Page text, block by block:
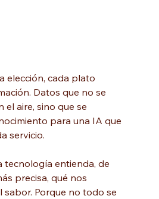
elección, cada plato
Datos que no se
aire, sino que se
para una IA que
servicio.
tecnología entienda, de
precisa, qué nos
sabor. Porque no todo se